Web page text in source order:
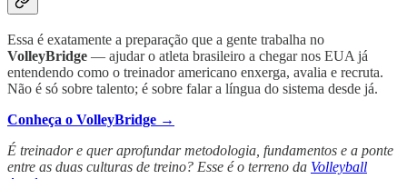
Essa é exatamente a preparação que a gente trabalha no
VolleyBridge — ajudar o atleta brasileiro a chegar nos EUA já
entendendo como o treinador americano enxerga, avalia e recruta.
Não é só sobre talento; é sobre falar a língua do sistema desde já.
Conheça o VolleyBridge →
É treinador e quer aprofundar metodologia, fundamentos e a ponte
entre as duas culturas de treino? Esse é o terreno da Volleyball